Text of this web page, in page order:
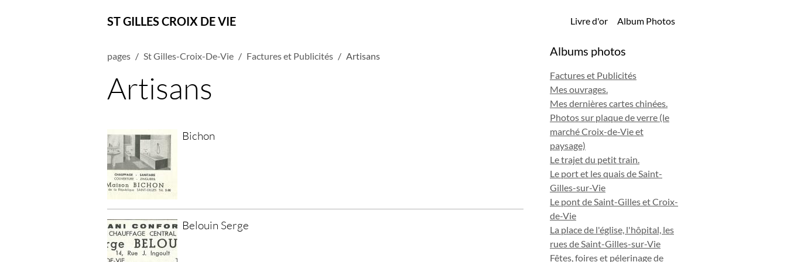
ST GILLES CROIX DE VIE Livre d'or Album Photos
pages St Gilles-Croix-De-Vie Factures et Publicités Artisans
Artisans
Bichon
Belouin Serge
Albums photos
Factures et Publicités
Mes ouvrages.
Mes dernières cartes chinées.
Photos sur plaque de verre (le
marché Croix-de-Vie et
paysage)
Le trajet du petit train.
Le port et les quais de Saint-
Gilles-sur-Vie
Le pont de Saint-Gilles et Croix-
de-Vie
La place de l'église, l'hôpital, les
rues de Saint-Gilles-sur-Vie
Fêtes, foires et pélerinage de